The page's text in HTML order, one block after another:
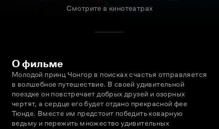
Смотрите в кинотеатрах
О фильме
Молодой принц Чонгор в поисках счастья отправляется
в волшебное путешествие. В своей удивительной
поездке он повстречает добрых друзей и озорных
чертят, а сердце его будет отдано прекрасной фее
Тюнде. Вместе им предстоит победить коварную
ведьму и пережить множество удивительных